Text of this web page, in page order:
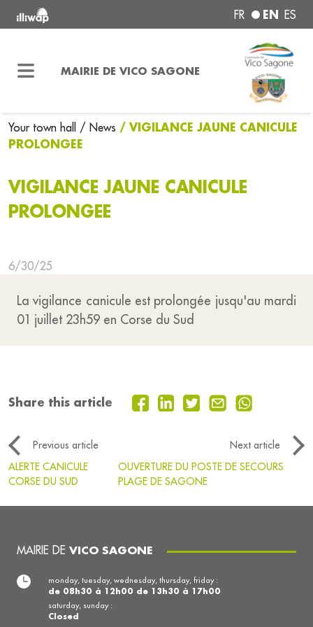
FR EN ES
MAIRIE DE VICO SAGONE
Your town hall / News / VIGILANCE JAUNE CANICULE
PROLONGEE
VIGILANCE JAUNE CANICULE
PROLONGEE
6/30/25
La vigilance canicule est prolongée jusqu'au mardi
01 juillet 23h59 en Corse du Sud
Share this article
Previous article
Next article
ALERTE CANICULE
CORSE DU SUD
OUVERTURE DU POSTE DE SECOURS
PLAGE DE SAGONE
MAIRIE DE VICO SAGONE
monday, tuesday, wednesday, thursday, friday :
de 08h30 à 12h00 de 13h30 à 17h00
saturday, sunday :
Closed